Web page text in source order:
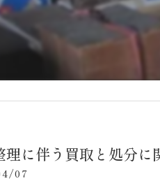
理に伴う買取と処分に
07